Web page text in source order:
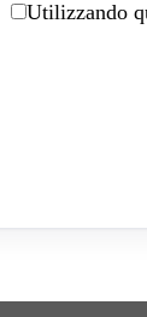
Utilizzando